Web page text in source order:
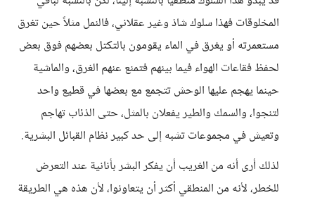
المخلوقات فهذا سلوك شاذ وغير عقلاني، فالنمل مثلاً حين تغرق
مستعمرته أو يغرق في الماء يقومون بالتكتل بعضهم فوق بعض
لحفظ فقاعات الهواء فيما بينهم فتمنع عنهم الغرق، والماشية
حينما يهجم عليها الوحش تتجمع مع بعضها في قطيع واحد
لتنجوا، والسمك والطير يفعلان بالمثل، حتى الذئاب تهاجم
وتعيش في مجموعات تشبه إلى حد كبير نظام القبائل البشرية.
لذلك أرى أنه من الغريب أن يفكر البشر بأنانية عند التعرض
للخطر، لأنه من المنطقي أكثر أن يتعاونوا، لأن هذه هي الطريقة